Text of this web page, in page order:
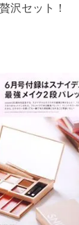
沢セット！